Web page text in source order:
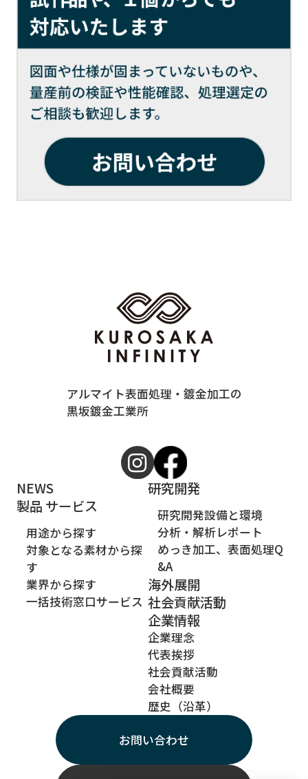
アルマイト表面処理・鍍金加工の
黒坂鍍金工業所
NEWS
製品 サービス
用途から探す
対象となる素材から探
す
業界から探す
一括技術窓口サービス
研究開発
研究開発設備と環境
分析・解析レポート
めっき加工、表面処理Q
&A
海外展開
社会貢献活動
企業情報
企業理念
代表挨拶
社会貢献活動
会社概要
歴史（沿革）
お問い合わせ